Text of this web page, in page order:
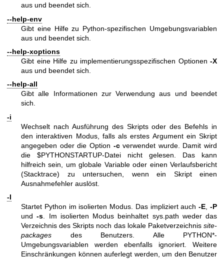
aus und beendet sich.
--help-env
Gibt eine Hilfe zu Python-spezifischen Umgebungsvariablen
aus und beendet sich.
--help-xoptions
Gibt eine Hilfe zu implementierungsspezifischen Optionen -X
aus und beendet sich.
--help-all
Gibt alle Informationen zur Verwendung aus und beendet
sich.
-i
Wechselt nach Ausführung des Skripts oder des Befehls in
den interaktiven Modus, falls als erstes Argument ein Skript
angegeben oder die Option -cverwendet wurde. Damit wird
die $PYTHONSTARTUP-Datei nicht gelesen. Das kann
hilfreich sein, um globale Variable oder einen Verlaufsbericht
(Stacktrace) zu untersuchen, wenn ein Skript einen
Ausnahmefehler auslöst.
-I
Startet Python im isolierten Modus. Das impliziert auch-E ,-P
und-s . Im isolierten Modus beinhaltet sys.path weder das
Verzeichnis des Skripts noch das lokale Paketverzeichnis site-
packages des Benutzers. Alle PYTHON*-
Umgebungsvariablen werden ebenfalls ignoriert. Weitere
Einschränkungen können auferlegt werden, um den Benutzer